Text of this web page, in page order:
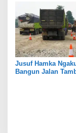
Jusuf Hamka
Bangun Jalan